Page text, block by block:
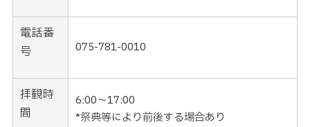
電話番
号
075-781-0010
拝観時
間
6:00〜17:00
*祭典等により前後する場合あり